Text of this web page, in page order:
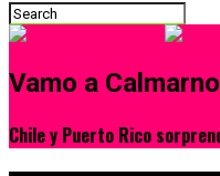
Vamo a Calmarno
Chile y Puerto Rico